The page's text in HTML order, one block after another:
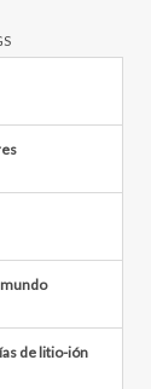
mundo
de litio-ión